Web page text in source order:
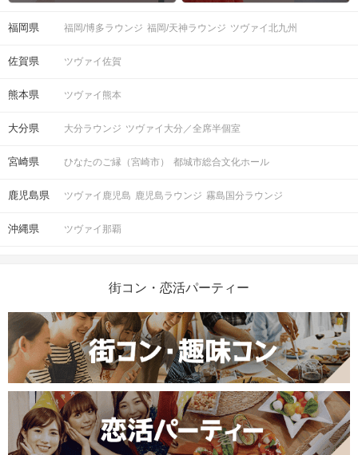
福岡県 福岡/博多ラウンジ 福岡/天神ラウンジ ツヴァイ北九州
佐賀県 ツヴァイ佐賀
熊本県 ツヴァイ熊本
大分県 大分ラウンジ ツヴァイ大分／全席半個室
宮崎県 ひなたのご縁（宮崎市） 都城市総合文化ホール
鹿児島県 ツヴァイ鹿児島 鹿児島ラウンジ 霧島国分ラウンジ
沖縄県 ツヴァイ那覇
街コン・恋活パーティー